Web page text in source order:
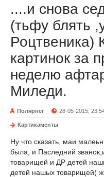
....и снова
(тьфу блять
Роцтвеника)
картинок за
неделю
Миледи.
Полярнег 28-05-2015,
Картикаменты
Ну что сказать, маи
была, и Паследний
товарищей и ДР детей
детей нашых товарищей(